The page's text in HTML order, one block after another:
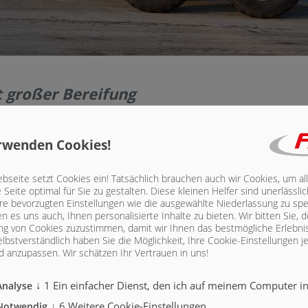
großer Bereifung
neuen TMK 279 einen Muldenkipper entwickelt, der nicht nur
wird, sondern auch mit innovativen Features für eine optimale
nur durch sein imposantes Äußeres, sondern auch durch sein
ermöglicht den Transport von großen Mengen an Schüttgut und
auf dem Feld.
31 m³ ohne Aufbau und beeindruckenden 40 m³ mit einem 500 mm
beim Transport von unterschiedlichen Materialien. Die Möglichkeit zur
Begleiter für die Landwirtschaft.
bis ins Detail. Der lackierte Profi Rahmen in Serie verleiht nicht nur
hohe Lebensdauer und Widerstandsfähigkeit gegenüber äußeren
eine optimale Anpassung an unterschiedliche Belastungen,
Cookies!
setzt Cookies ein! Tatsächlich brauchen auch wir Cookies, um
Seite optimal für Sie zu gestalten. Diese kleinen Helfer sind
bevorzugten Einstellungen wie die ausgewählte Niederlassung zu
es uns auch, Ihnen personalisierte Inhalte zu bieten. Wir bitten Sie,
von Cookies zuzustimmen, damit wir Ihnen das bestmögliche
haben Sie die Möglichkeit, Ihre Cookie-Einstellungen
anzupassen. Wir schätzen Ihr Vertrauen in uns!
↓ 1 Ein einfacher Dienst, den ich auf meinem Computer